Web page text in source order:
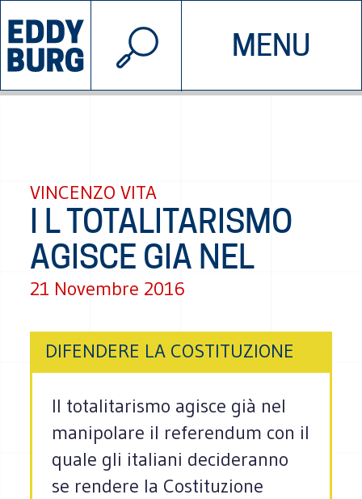
MENU
INIZIATIVE CHI SIAMO
© 2026 EDDYBURG
VINCENZO VITA
I L TOTALITARISMO
AGISCE GIA NEL
21 Novembre 2016
DIFENDERE LA COSTITUZIONE
Il totalitarismo agisce già nel
manipolare il referendum con il
quale gli italiani decideranno
se rendere la Costituzione